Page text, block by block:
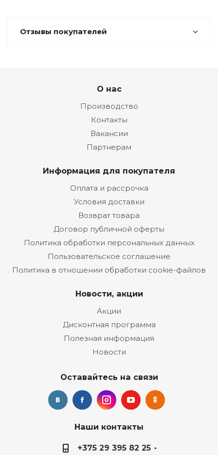
Отзывы покупателей
О нас
Производство
Контакты
Вакансии
Партнерам
Информация для покупателя
Оплата и рассрочка
Условия доставки
Возврат товара
Договор публичной оферты
Политика обработки персональных данных
Пользовательское соглашение
Политика в отношении обработки cookie-файлов
Новости, акции
Акции
Дисконтная программа
Полезная информация
Новости
Оставайтесь на связи
Наши контакты
+375 29 395 82 25